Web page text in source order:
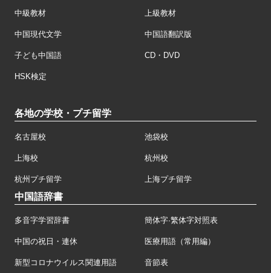
中級教材 上級教材
中国現代文学 中国語翻訳版
子ども中国語 CD・DVD
HSK検定
各地の学校・プチ留学
名古屋校 池袋校
上海校 杭州校
杭州プチ留学 上海プチ留学
中国語辞書
多音字学習辞書 簡体字·繁体字対照表
中国の祝日・連休 医療用語（常用編）
新型コロナウイルス関連用語 音節表